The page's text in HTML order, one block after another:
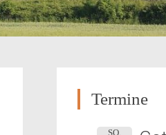
Termine
SO.